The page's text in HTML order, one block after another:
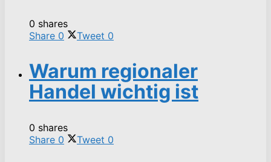
0 shares
Share 0 Tweet 0
Warum regionaler
Handel wichtig ist
0 shares
Share 0 Tweet 0